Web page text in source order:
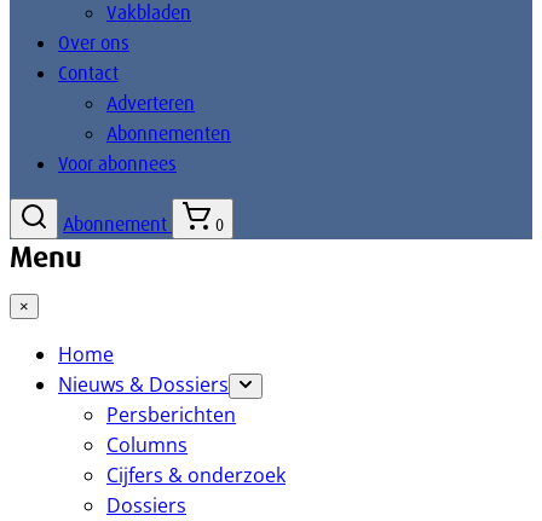
Vakbladen
Over ons
Contact
Adverteren
Abonnementen
Voor abonnees
Abonnement 0
Menu
×
Home
Nieuws & Dossiers
Persberichten
Columns
Cijfers & onderzoek
Dossiers